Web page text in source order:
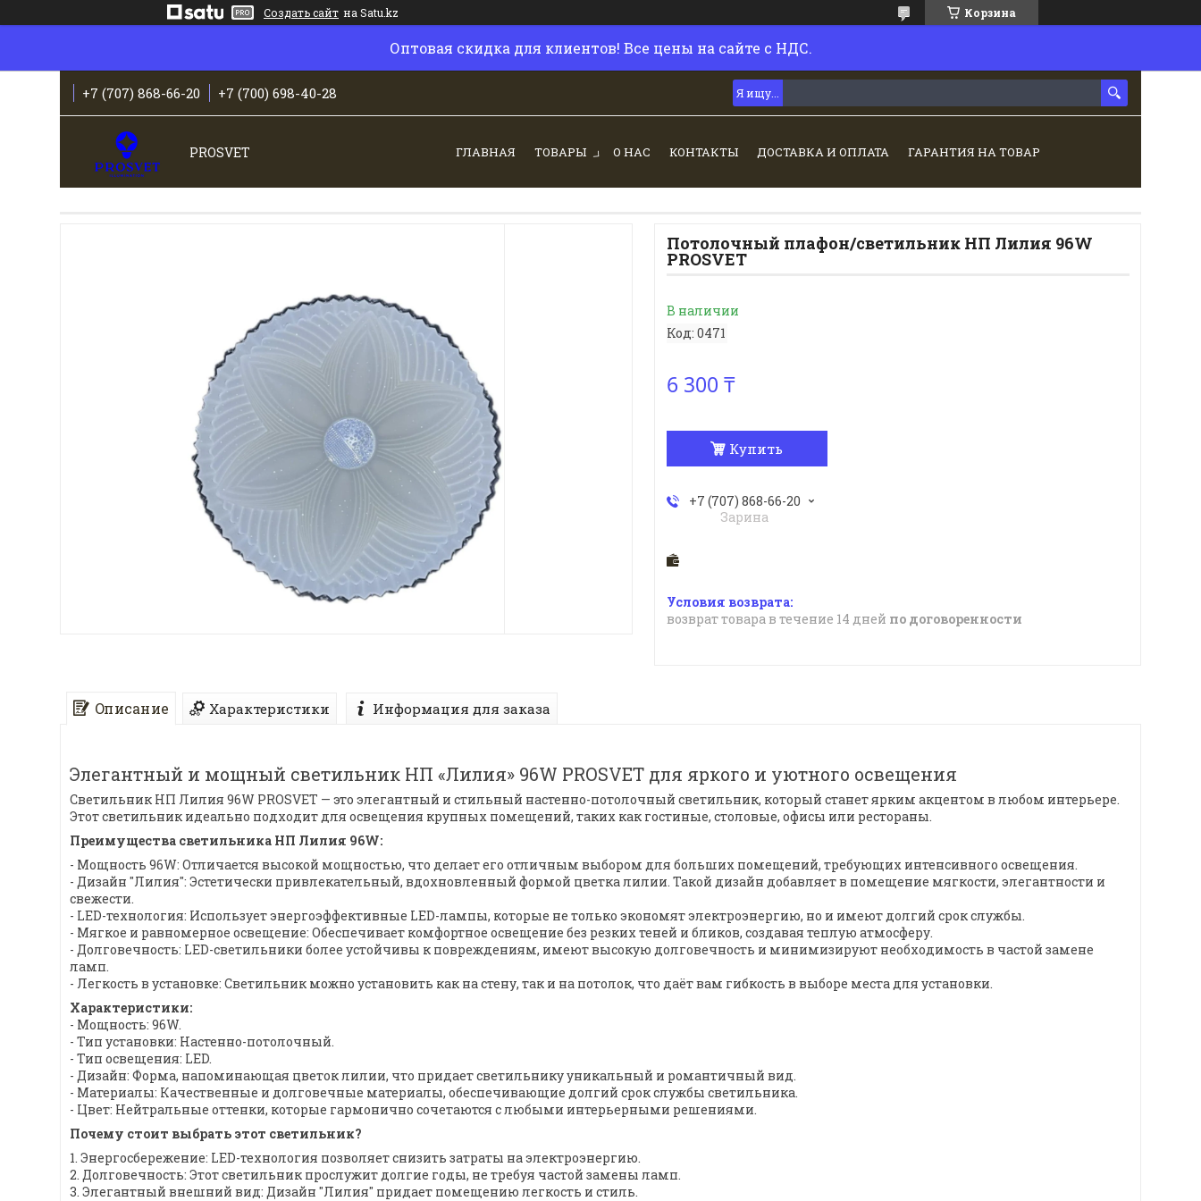
Создать сайт на Satu.kz Корзина
Оптовая скидка для клиентов! Все цены на сайте с НДС.
+7 (707) 868-66-20 +7 (700) 698-40-28
PROSVET ГЛАВНАЯ ТОВАРЫ О НАС КОНТАКТЫ ДОСТАВКА И ОПЛАТА ГАРАНТИЯ НА ТОВАР
Потолочный плафон/светильник НП Лилия 96W
PROSVET
В наличии
Код: 0471
6 300 ₸
Купить
+7 (707) 868-66-20
Зарина
возврат товара в течение 14 дней по договоренности
Описание Характеристики Информация для заказа
Элегантный и мощный светильник НП «Лилия» 96W PROSVET для яркого и уютного освещения
Светильник НП Лилия 96W PROSVET — это элегантный и стильный настенно-потолочный светильник, который станет ярким акцентом в любом интерьере.
Этот светильник идеально подходит для освещения крупных помещений, таких как гостиные, столовые, офисы или рестораны.
Преимущества светильника НП Лилия 96W:
- Мощность 96W: Отличается высокой мощностью, что делает его отличным выбором для больших помещений, требующих интенсивного освещения.
- Дизайн "Лилия": Эстетически привлекательный, вдохновленный формой цветка лилии. Такой дизайн добавляет в помещение мягкости, элегантности и
свежести.
- LED-технология: Использует энергоэффективные LED-лампы, которые не только экономят электроэнергию, но и имеют долгий срок службы.
- Мягкое и равномерное освещение: Обеспечивает комфортное освещение без резких теней и бликов, создавая теплую атмосферу.
- Долговечность: LED-светильники более устойчивы к повреждениям, имеют высокую долговечность и минимизируют необходимость в частой замене
ламп.
- Легкость в установке: Светильник можно установить как на стену, так и на потолок, что даёт вам гибкость в выборе места для установки.
Характеристики:
- Мощность: 96W.
- Тип установки: Настенно-потолочный.
- Тип освещения: LED.
- Дизайн: Форма, напоминающая цветок лилии, что придает светильнику уникальный и романтичный вид.
- Материалы: Качественные и долговечные материалы, обеспечивающие долгий срок службы светильника.
- Цвет: Нейтральные оттенки, которые гармонично сочетаются с любыми интерьерными решениями.
Почему стоит выбрать этот светильник?
1. Энергосбережение: LED-технология позволяет снизить затраты на электроэнергию.
2. Долговечность: Этот светильник прослужит долгие годы, не требуя частой замены ламп.
3. Элегантный внешний вид: Дизайн "Лилия" придает помещению легкость и стиль.